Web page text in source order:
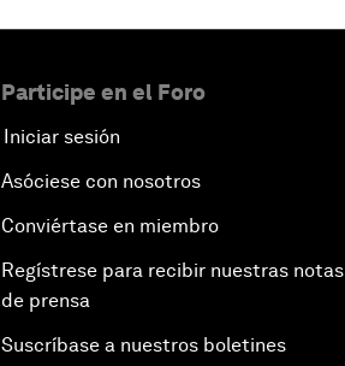
Participe en el Foro
Iniciar sesión
Asóciese con nosotros
Conviértase en miembro
Regístrese para recibir nuestras notas
de prensa
Suscríbase a nuestros boletines